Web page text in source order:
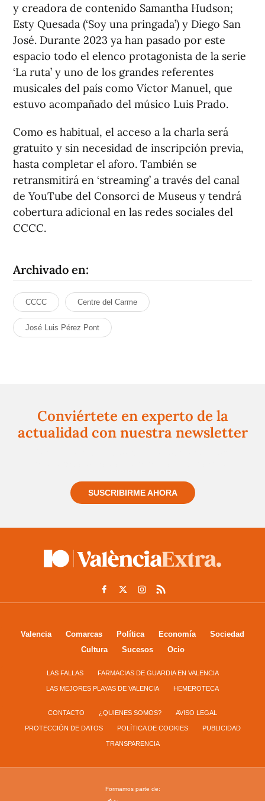
y creadora de contenido Samantha Hudson;
Esty Quesada (‘Soy una pringada’) y Diego San
José. Durante 2023 ya han pasado por este
espacio todo el elenco protagonista de la serie
‘La ruta’ y uno de los grandes referentes
musicales del país como Víctor Manuel, que
estuvo acompañado del músico Luis Prado.
Como es habitual, el acceso a la charla será
gratuito y sin necesidad de inscripción previa,
hasta completar el aforo. También se
retransmitirá en ‘streaming’ a través del canal
de YouTube del Consorci de Museus y tendrá
cobertura adicional en las redes sociales del
CCCC.
Archivado en:
CCCC Centre del Carme
José Luis Pérez Pont
Conviértete en experto de la
actualidad con nuestra newsletter
SUSCRIBIRME AHORA
Valencia Comarcas Política Economía
Sociedad
Cultura
Sucesos Ocio
LAS FALLAS FARMACIAS DE GUARDIA EN VALENCIA
LAS MEJORES PLAYAS DE VALENCIA HEMEROTECA
CONTACTO ¿QUIENES SOMOS? AVISO LEGAL
PROTECCIÓN DE DATOS POLÍTICA DE COOKIES PUBLICIDAD
TRANSPARENCIA
Formamos parte de: